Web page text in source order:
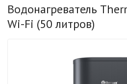
Водонагреватель
Wi-Fi (50 литров)